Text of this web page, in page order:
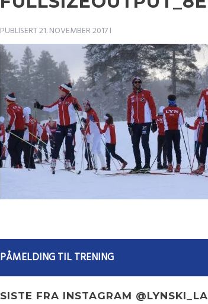
PUBLISERT21. NOVEMBER 2017I
PÅMELDING TIL TRENING
SISTE FRA INSTAGRAM